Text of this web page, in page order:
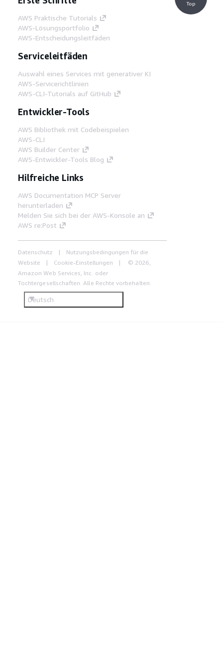
AWS Praktische Tutorials
AWS-Lösungsportfolio
AWS-Entscheidungsleitfäden
Serviceleitfäden
Auswahl eines Services mit generativer KI
AWS-Servicerichtlinien
AWS-CLI-Tutorials auf GitHub
Entwickler-Tools
AWS Bibliothek mit Codebeispielen
AWS-CLI
AWS Builder Center
AWS-Entwickler-Tools Blog
Hilfreiche Links
AWS Documentation MCP Server
herunterladen
Melden Sie sich bei der AWS-Konsole an
AWS re:Post
Datenschutz
Nutzungsbedingungen für die
Website
Cookie-Einstellungen
© 2026,
Amazon Web Services, Inc. oder
Tochtergesellschaften. Alle Rechte vorbehalten.
Deutsch
Top